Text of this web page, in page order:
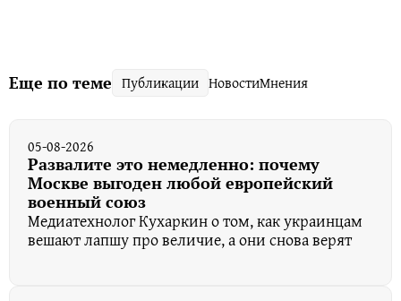
Еще по теме Публикации НовостиМнения
05-08-2026
Развалите это немедленно: почему
Москве выгоден любой европейский
военный союз
Медиатехнолог Кухаркин о том, как украинцам
вешают лапшу про величие, а они снова верят